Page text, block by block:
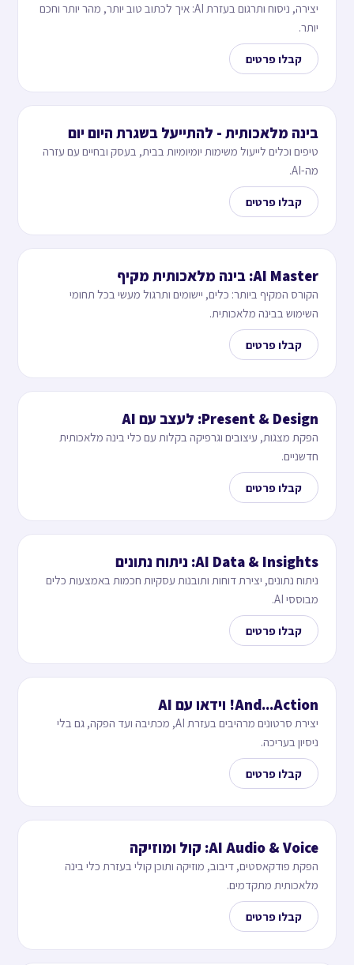
יצירה, ניסוח ותרגום בעזרת AI: איך לכתוב טוב יותר, מהר יותר וחכם
יותר.
קבלו פרטים
בינה מלאכותית - להתייעל בשגרת היום יום
טיפים וכלים לייעול משימות יומיומיות בבית, בעסק ובחיים עם עזרה
מה-AI.
קבלו פרטים
AI Master: בינה מלאכותית מקיף
הקורס המקיף ביותר: כלים, יישומים ותרגול מעשי בכל תחומי
השימוש בבינה מלאכותית.
קבלו פרטים
Present & Design: לעצב עם AI
הפקת מצגות, עיצובים וגרפיקה בקלות עם כלי בינה מלאכותית
חדשניים.
קבלו פרטים
AI Data & Insights: ניתוח נתונים
ניתוח נתונים, יצירת דוחות ותובנות עסקיות חכמות באמצעות כלים
מבוססי AI.
קבלו פרטים
And...Action! וידאו עם AI
יצירת סרטונים מרהיבים בעזרת AI, מכתיבה ועד הפקה, גם בלי
ניסיון בעריכה.
קבלו פרטים
AI Audio & Voice: קול ומוזיקה
הפקת פודקאסטים, דיבוב, מוזיקה ותוכן קולי בעזרת כלי בינה
מלאכותית מתקדמים.
קבלו פרטים